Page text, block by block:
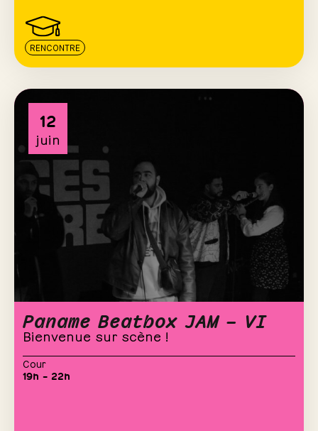
RENCONTRE
12
juin
Paname Beatbox JAM – VI
Bienvenue sur scène !
Cour
19h – 22h